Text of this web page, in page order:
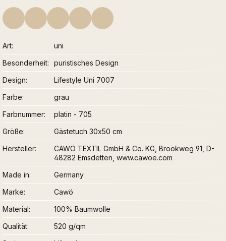
Art
uni
Besonderheit
puristisches Design
Design
Lifestyle Uni 7007
Farbe
grau
Farbnummer
platin - 705
Größe
Gästetuch 30x50 cm
Hersteller
CAWÖ TEXTIL GmbH & Co. KG, Brookweg 91, D-
48282 Emsdetten, www.cawoe.com
Made in
Germany
Marke
Cawö
Material
100% Baumwolle
Qualität
520 g/qm